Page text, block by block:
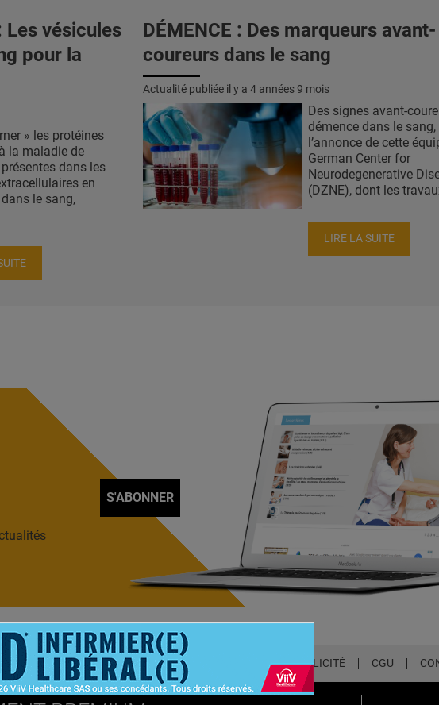
Les vésicules
pour la
» les protéines
la maladie de
dans les
en
le sang,
DÉMENCE : Des marqueurs avant-
coureurs dans le sang
Actualité publiée il y a 4 années 9 mois
Des signes avant-
démence dans le sang,
l’annonce de cette
German Center for
Neurodegenerative
(DZNE), dont les
LIRE LA SUITE
S'ABONNER
NEWSLETTER QUI SOMMES-NOUS ? PUBLICITÉ CGU